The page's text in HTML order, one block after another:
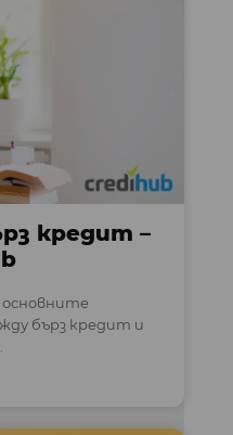
кредит –
основните
бърз кредит и